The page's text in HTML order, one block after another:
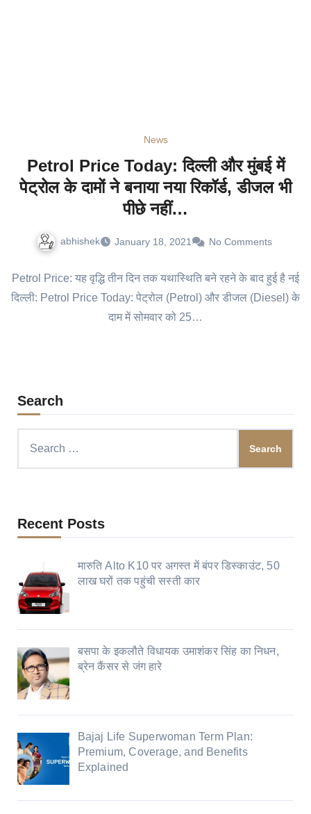
News
Petrol Price Today: दिल्ली और मुंबई में
पेट्रोल के दामों ने बनाया नया रिकॉर्ड, डीजल भी
पीछे नहीं…
abhishek January 18, 2021 No Comments
Petrol Price: यह वृद्धि तीन दिन तक यथास्थिति बने रहने के बाद हुई है नई
दिल्ली: Petrol Price Today: पेट्रोल (Petrol) और डीजल (Diesel) के
दाम में सोमवार को 25…
Search
Recent Posts
मारुति Alto K10 पर अगस्त में बंपर डिस्काउंट, 50
लाख घरों तक पहुंची सस्ती कार
बसपा के इकलौते विधायक उमाशंकर सिंह का निधन,
ब्रेन कैंसर से जंग हारे
Bajaj Life Superwoman Term Plan:
Premium, Coverage, and Benefits
Explained